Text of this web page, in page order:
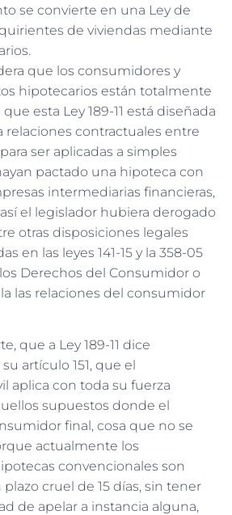
se convierte en una Ley de
de viviendas mediante
que los consumidores y
hipotecarios están totalmente
esta Ley 189-11 está diseñada
relaciones contractuales entre
ser aplicadas a simples
pactado una hipoteca con
intermediarias financieras,
el legislador hubiera derogado
otras disposiciones legales
en las leyes 141-15 y la 358-05
Derechos del Consumidor o
las relaciones del consumidor
que a Ley 189-11 dice
artículo 151, que el
aplica con toda su fuerza
supuestos donde el
final, cosa que no se
actualmente los
convencionales son
cruel de 15 días, sin tener
de apelar a instancia alguna,